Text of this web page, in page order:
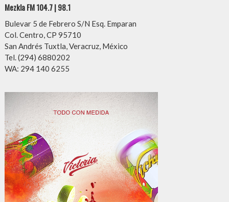
Mezkla FM 104.7 | 98.1
Bulevar 5 de Febrero S/N Esq. Emparan
Col. Centro, CP 95710
San Andrés Tuxtla, Veracruz, México
Tel. (294) 6880202
WA: 294 140 6255